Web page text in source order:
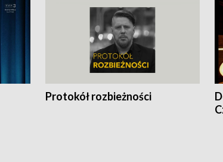
Protokół rozbieżności